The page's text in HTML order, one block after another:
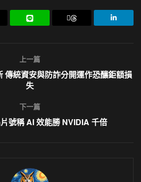
上一篇
傳統資安與防詐分開運作恐釀鉅額損
失
下一篇
號稱 AI 效能勝 NVIDIA 千倍